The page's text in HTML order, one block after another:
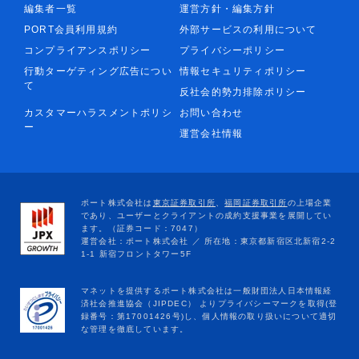
編集者一覧
運営方針・編集方針
PORT会員利用規約
外部サービスの利用について
コンプライアンスポリシー
プライバシーポリシー
行動ターゲティング広告につい
て
情報セキュリティポリシー
反社会的勢力排除ポリシー
カスタマーハラスメントポリシ
ー
お問い合わせ
運営会社情報